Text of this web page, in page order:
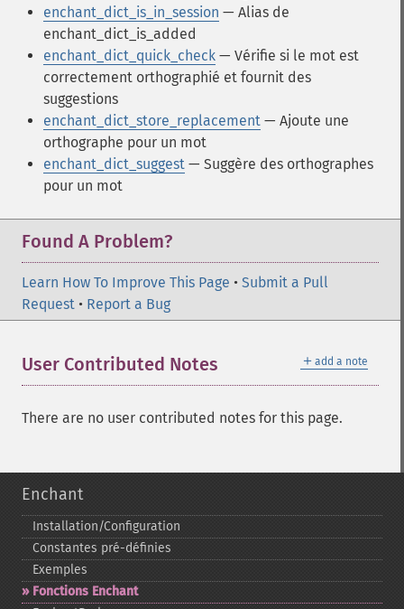
enchant_dict_is_in_session — Alias de
enchant_dict_is_added
enchant_dict_quick_check — Vérifie si le mot est
correctement orthographié et fournit des
suggestions
enchant_dict_store_replacement — Ajoute une
orthographe pour un mot
enchant_dict_suggest — Suggère des orthographes
pour un mot
Found A Problem?
Learn How To Improve This Page • Submit a Pull
Request • Report a Bug
＋ add a note
User Contributed Notes
There are no user contributed notes for this page.
Enchant
Installation/Configuration
Constantes pré-​définies
Exemples
Fonctions Enchant